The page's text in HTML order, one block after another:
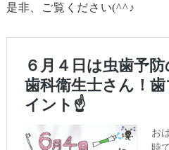
是非、ご覧ください(^^♪